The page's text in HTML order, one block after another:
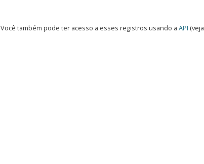
Você também pode ter acesso a esses registros usando a API (veja